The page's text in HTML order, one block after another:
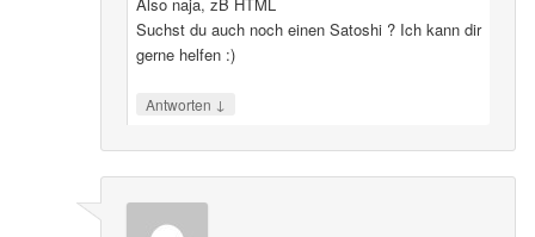
Suchst du auch noch einen Satoshi ? Ich kann dir
gerne helfen :)
Antworten ↓